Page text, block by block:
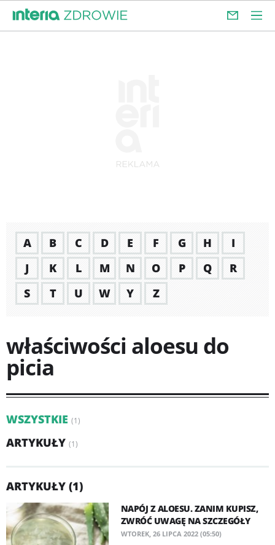
A B C D E F G H
I
J
K L M N O P Q
R
S
T U W Y Z
właściwości aloesu do
picia
WSZYSTKIE (1)
ARTYKUŁY (1)
ARTYKUŁY (1)
NAPÓJ Z ALOESU. ZANIM KUPISZ,
ZWRÓĆ UWAGĘ NA SZCZEGÓŁY
WTOREK, 26 LIPCA 2022 (05:50)